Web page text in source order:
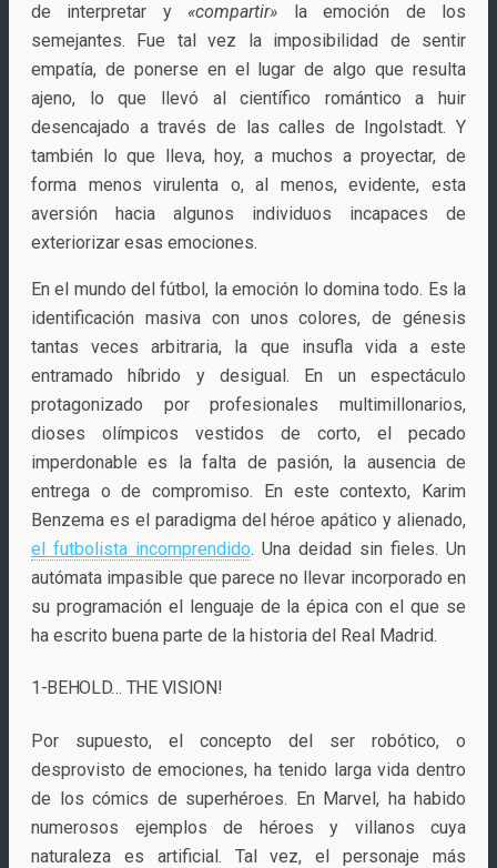
de interpretar y «compartir» la emoción de los
semejantes. Fue tal vez la imposibilidad de sentir
empatía, de ponerse en el lugar de algo que resulta
ajeno, lo que llevó al científico romántico a huir
desencajado a través de las calles de Ingolstadt. Y
también lo que lleva, hoy, a muchos a proyectar, de
forma menos virulenta o, al menos, evidente, esta
aversión hacia algunos individuos incapaces de
exteriorizar esas emociones.
En el mundo del fútbol, la emoción lo domina todo. Es la
identificación masiva con unos colores, de génesis
tantas veces arbitraria, la que insufla vida a este
entramado híbrido y desigual. En un espectáculo
protagonizado por profesionales multimillonarios,
dioses olímpicos vestidos de corto, el pecado
imperdonable es la falta de pasión, la ausencia de
entrega o de compromiso. En este contexto, Karim
Benzema es el paradigma del héroe apático y alienado,
el futbolista incomprendido. Una deidad sin fieles. Un
autómata impasible que parece no llevar incorporado en
su programación el lenguaje de la épica con el que se
ha escrito buena parte de la historia del Real Madrid.
1-BEHOLD… THE VISION!
Por supuesto, el concepto del ser robótico, o
desprovisto de emociones, ha tenido larga vida dentro
de los cómics de superhéroes. En Marvel, ha habido
numerosos ejemplos de héroes y villanos cuya
naturaleza es artificial. Tal vez, el personaje más